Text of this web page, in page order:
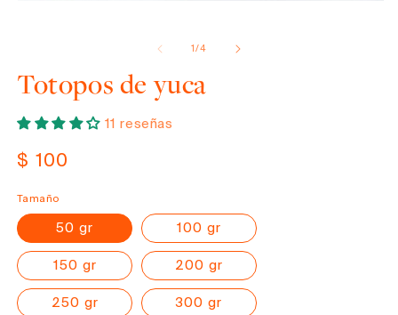
multimedia
en
1/de
4
Totopos de yuca
11 reseñas
Precio
$ 100
Tamaño
50 gr 100 gr
150 gr 200 gr
250 gr 300 gr